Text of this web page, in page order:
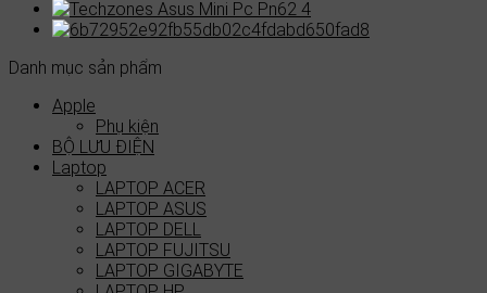
Danh mục sản phẩm
Apple
Phụ kiện
BỘ LƯU ĐIỆN
Laptop
LAPTOP ACER
LAPTOP ASUS
LAPTOP DELL
LAPTOP FUJITSU
LAPTOP GIGABYTE